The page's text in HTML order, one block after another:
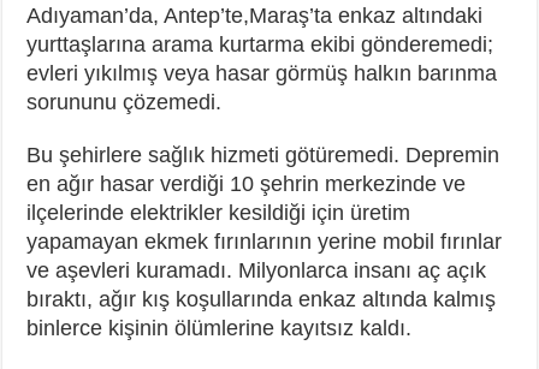
Adıyaman’da, Antep’te,Maraş’ta enkaz altındaki
yurttaşlarına arama kurtarma ekibi gönderemedi;
evleri yıkılmış veya hasar görmüş halkın barınma
sorununu çözemedi.
Bu şehirlere sağlık hizmeti götüremedi. Depremin
en ağır hasar verdiği 10 şehrin merkezinde ve
ilçelerinde elektrikler kesildiği için üretim
yapamayan ekmek fırınlarının yerine mobil fırınlar
ve aşevleri kuramadı. Milyonlarca insanı aç açık
bıraktı, ağır kış koşullarında enkaz altında kalmış
binlerce kişinin ölümlerine kayıtsız kaldı.